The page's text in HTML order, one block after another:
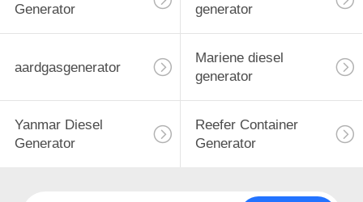
Generator
generator
aardgasgenerator
Mariene diesel
generator
Yanmar Diesel
Generator
Reefer Container
Generator